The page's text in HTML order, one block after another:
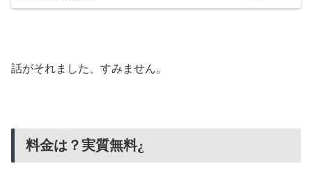
話がそれました、すみません。
料金は？実質無料¿